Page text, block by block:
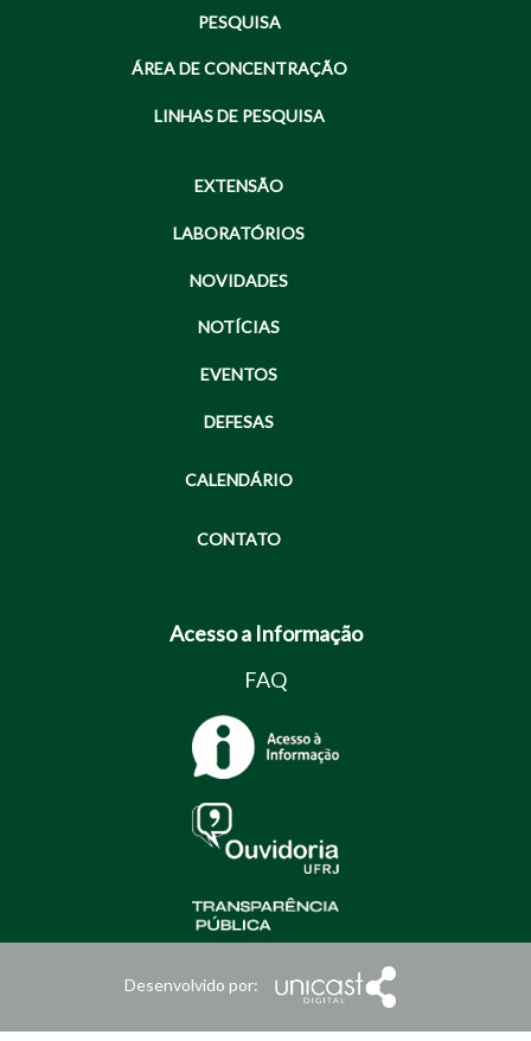
PESQUISA
ÁREA DE CONCENTRAÇÃO
LINHAS DE PESQUISA
EXTENSÃO
LABORATÓRIOS
NOVIDADES
NOTÍCIAS
EVENTOS
DEFESAS
CALENDÁRIO
CONTATO
Acesso a Informação
FAQ
Desenvolvido por: